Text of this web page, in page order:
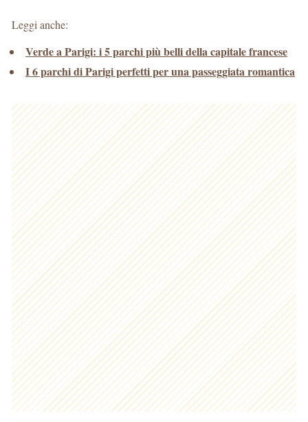
Leggi anche:
Verde a Parigi: i 5 parchi più belli della capitale francese
I 6 parchi di Parigi perfetti per una passeggiata romantica